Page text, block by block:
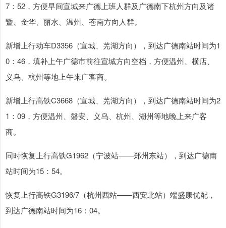
7：52，方便早间宣城来广德上班人群及广德南下杭州方向及诸
暨、金华、丽水、温州、苍南方向人群。
新增上行动车D3356（宣城、芜湖方向），到达广德南站时间为1
0：46，填补上午广德市前往宣城方向空档，方便温州、横店、
义乌、杭州等地上午来广客商。
新增上行高铁C3668（宣城、芜湖方向），到达广德南站时间为2
1：09，方便温州、磐安、义乌、杭州、湖州等地晚上来广客
商。
同时恢复上行高铁G1962（宁波站——郑州东站），到达广德南
站时间为15：54。
恢复上行高铁G3196/7（杭州西站——西安北站）端盛康优配，
到达广德南站时间为16：04。